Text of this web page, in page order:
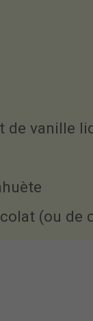
de vanille
(ou de